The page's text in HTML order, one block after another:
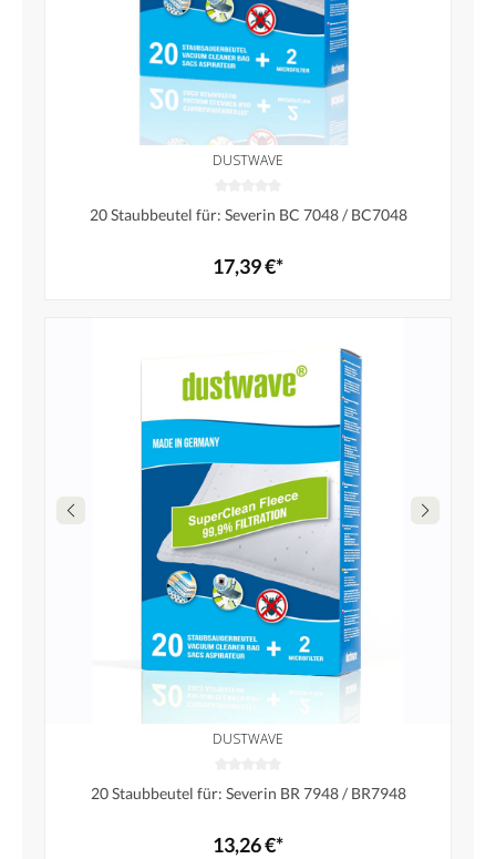
DUSTWAVE
20 Staubbeutel für: Severin BC 7048 / BC7048
17,39 €*
DUSTWAVE
20 Staubbeutel für: Severin BR 7948 / BR7948
13,26 €*